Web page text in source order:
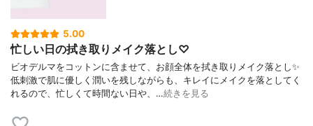
5.00
忙しい日の拭き取りメイク落とし♡
ビオデルマをコットンに含ませて、お顔全体を拭き取りメイク落とし✨
低刺激で肌に優しく潤いを残しながらも、キレイにメイクを落としてく
れるので、忙しくて時間ない日や、…続きを見る